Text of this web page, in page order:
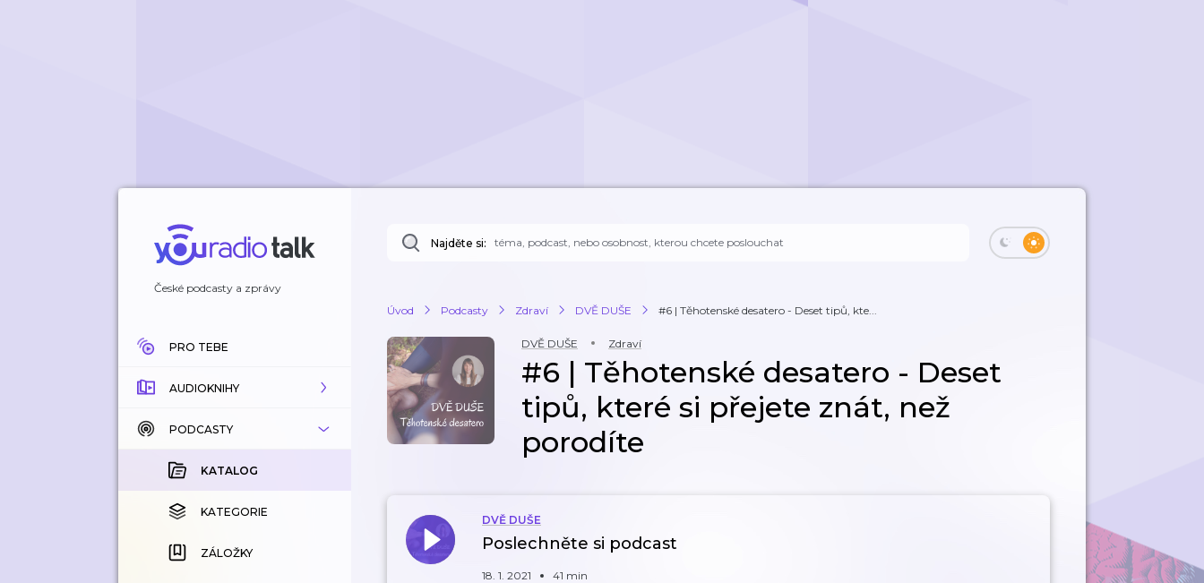
České podcasty a zprávy
PRO TEBE
AUDIOKNIHY
KATALOG
KOUPENÉ
KATEGORIE
ZÁLOŽKY
PODCASTY
KATALOG
KATEGORIE
ZÁLOŽKY
Najděte si:
Úvod Podcasty Zdraví DVĚ DUŠE #6 | Těhotenské desatero - Deset tipů, kte...
DVĚ DUŠE Zdraví
#6 | Těhotenské desatero - Deset
tipů, které si přejete znát, než
porodíte
DVĚ DUŠE
Poslechněte si podcast
18. 1. 2021 41 min